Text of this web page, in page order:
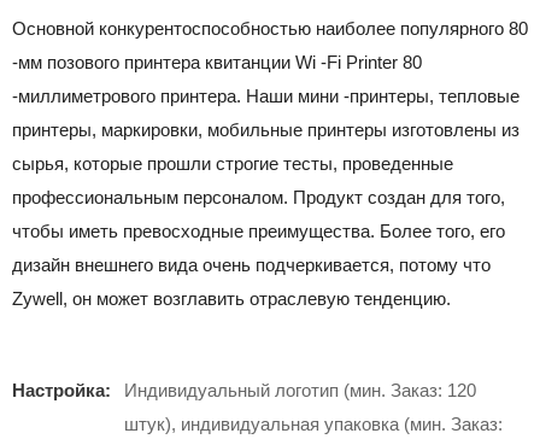
Основной конкурентоспособностью наиболее популярного 80
-мм позового принтера квитанции Wi -Fi Printer 80
-миллиметрового принтера. Наши мини -принтеры, тепловые
принтеры, маркировки, мобильные принтеры изготовлены из
сырья, которые прошли строгие тесты, проведенные
профессиональным персоналом. Продукт создан для того,
чтобы иметь превосходные преимущества. Более того, его
дизайн внешнего вида очень подчеркивается, потому что
Zywell, он может возглавить отраслевую тенденцию.
Настройка:
Индивидуальный логотип (мин. Заказ: 120
штук), индивидуальная упаковка (мин. Заказ: